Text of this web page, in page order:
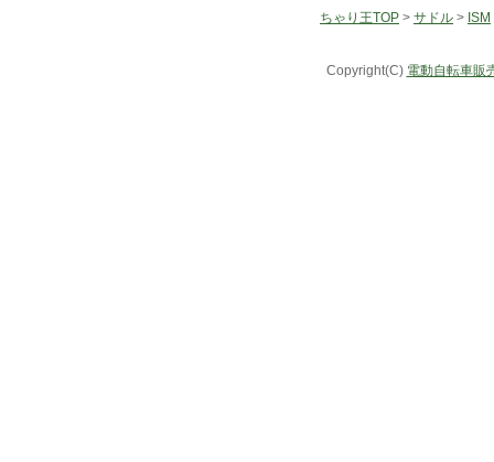
ちゃり王TOP > サドル > ISM
Copyright(C) 電動自転車販